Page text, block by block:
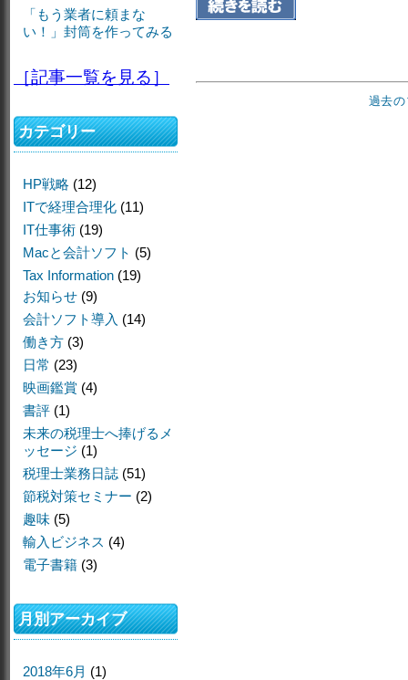
過去
「もう業者に頼まな
い！」封筒を作ってみる
［記事一覧を見る］
カテゴリー
HP戦略 (12)
ITで経理合理化 (11)
IT仕事術 (19)
Macと会計ソフト (5)
Tax Information (19)
お知らせ (9)
会計ソフト導入 (14)
働き方 (3)
日常 (23)
映画鑑賞 (4)
書評 (1)
未来の税理士へ捧げるメ
ッセージ (1)
税理士業務日誌 (51)
節税対策セミナー (2)
趣味 (5)
輸入ビジネス (4)
電子書籍 (3)
月別アーカイブ
2018年6月 (1)